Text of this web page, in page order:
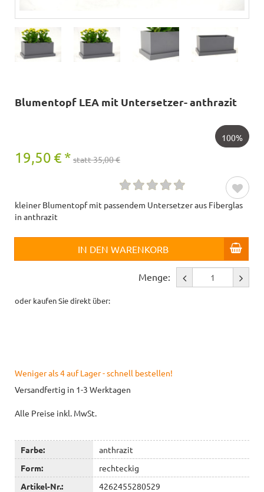
Blumentopf LEA mit Untersetzer- anthrazit
100%
19,50 € * statt 35,00 €
kleiner Blumentopf mit passendem Untersetzer aus Fiberglas
in anthrazit
IN DEN WARENKORB
Menge:
oder kaufen Sie direkt über:
Weniger als 4 auf Lager - schnell bestellen!
Versandfertig in 1-3 Werktagen
Alle Preise inkl. MwSt.
Farbe:
anthrazit
Form:
rechteckig
Artikel-Nr.:
4262455280529